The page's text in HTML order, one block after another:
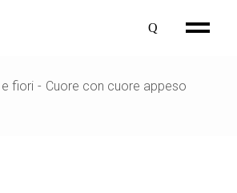
fiori
Cuore con cuore appeso